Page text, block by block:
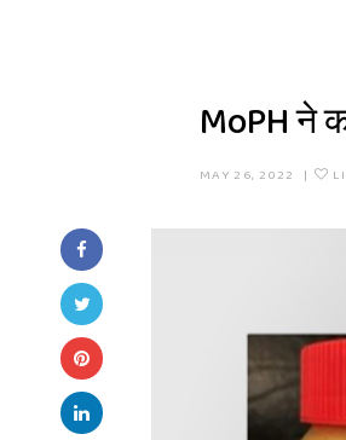
MoPH ने
MAY 26, 2022 |